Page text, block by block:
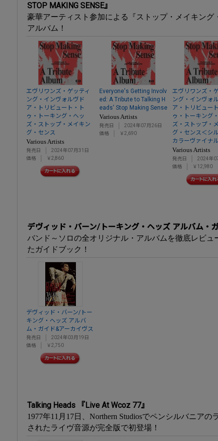
STOP MAKING SENSE』
豪華アーティスト参加による『ストップ・メイキング
アルバム！
エヴリワンズ・ゲッティ
ング・インヴォルヴド
ア・トリビュート・ト
ゥ・トーキング・ヘッ
ズ・ストップ・メイキン
グ・センス
Various Artists
発売日
2024年07月31日
価格
￥2,860
Everyone's Getting Involv
ed: A Tribute to Talking H
eads' Stop Making Sense
Various Artists
発売日
2024年07月26日
価格
￥2,690
エヴリワンズ・
ング・インヴォ
ア・トリビュー
ゥ・トーキング
ズ・ストップ・
グ・センス＜シ
カラーヴァイナ
Various Artists
発売日
2024年
価格
￥12,980
デヴィッド・バーン/トーキング・ヘッズ アルバム・
バンド～ソロの全オリジナル・アルバムを徹底レビュ
たガイドブック！
デヴィッド・バーン/トー
キング・ヘッズ アルバ
ム・ガイド&アーカイヴス
発売日
2024年03月19日
価格
￥2,750
Talking Heads 『Live At Wcoz 77』
1977年11月17日、Northern Studiosでペンシルバニア
されたライヴ音源が完全版で初登場！